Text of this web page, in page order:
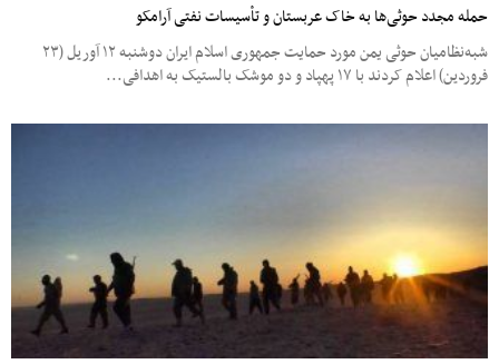
حمله مجدد حوثی‌ها به خاک عربستان و تأسیسات نفتی آرامکو
شبه‌نظامیان حوثی یمن مورد حمایت جمهوری اسلام ایران دوشنبه ۱۲ آوریل (۲۳
فروردین) اعلام کردند با ۱۷ پهپاد و دو موشک بالستیک به اهدافی...